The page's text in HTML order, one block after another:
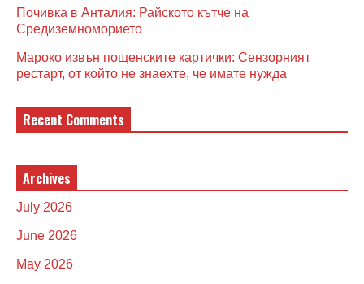
Почивка в Анталия: Райското кътче на
Средиземноморието
Мароко извън пощенските картички: Сензорният
рестарт, от който не знаехте, че имате нужда
Recent Comments
Archives
July 2026
June 2026
May 2026